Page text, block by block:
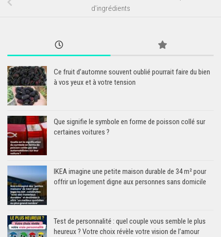
d’ingrédients
Ce fruit d’automne souvent oublié pourrait faire du bien
à vos yeux et à votre tension
Que signifie le symbole en forme de poisson collé sur
certaines voitures ?
IKEA imagine une petite maison durable de 34 m² pour
offrir un logement digne aux personnes sans domicile
Test de personnalité : quel couple vous semble le plus
heureux ? Votre choix révèle votre vision de l’amour